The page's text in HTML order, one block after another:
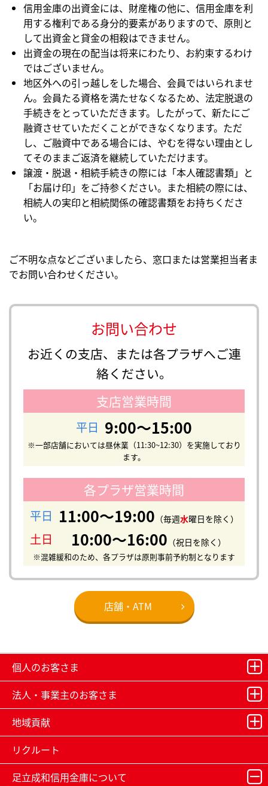
信用金庫の出資金には、財産権の他に、信用金庫を利
用する権利である身分的要素がありますので、原則と
して出資金と貸金の相殺はできません。
出資金の現在の配当は将来にわたり、お約束するわけ
ではございません。
地区外への引っ越しをした場合、会員ではいられませ
ん。会員たる資格を満たせなくなるため、法定脱退の
手続きをとっていただきます。したがって、新たにご
融資させていただくことができなくなります。ただ
し、ご融資中である場合には、やむを得ない理由とし
てそのままご返済を継続していただけます。
譲渡・脱退・相続手続きの際には「本人確認書類」と
「お届け印」をご持参ください。また相続の際には、
相続人の実印と相続関係の確認書類をお持ちくださ
い。
ご不明な点などございましたら、窓口または営業担当者ま
でお問い合わせください。
お問い合わせ
お近くの支店、または各プラザへご連
絡ください。
支店営業時間
平日 9:00〜15:00
※一部店舗においては昼休業（11:30~12:30）を実施しており
ます。
各プラザ営業時間
平日 11:00〜19:00 （毎週水曜日を除く）
土日 10:00〜16:00 （祝日を除く）
※混雑緩和のため、各プラザは原則事前予約制となります
店舗・ATM
個人のお客さま
法人・事業主のお客さま
地域貢献
リクルート
足立成和信用金庫について